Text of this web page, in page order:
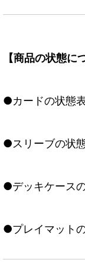
【商品の状態に
●カードの状態
●スリーブの状
●デッキケース
●プレイマット